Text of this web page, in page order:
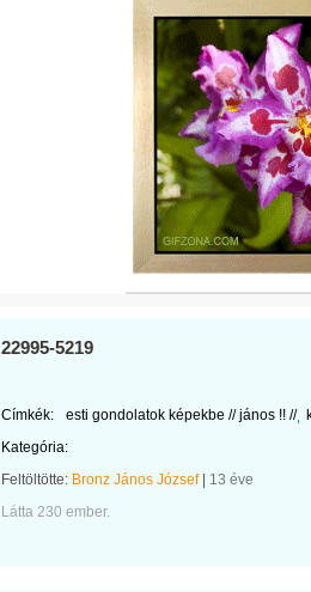
22995-5219
Címkék: esti gondolatok képekbe // jános !! //
Kategória:
Feltöltötte: Bronz János József| 13 éve
Látta 230 ember.